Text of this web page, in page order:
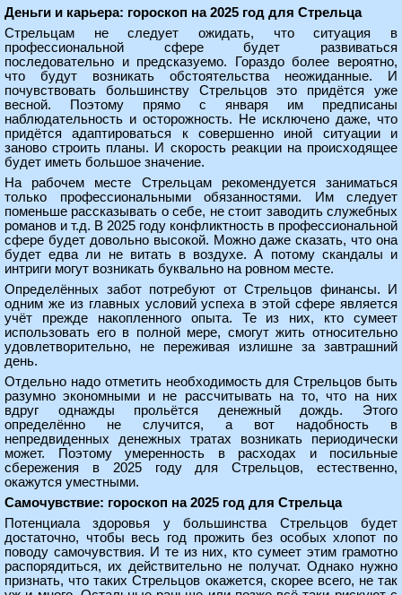
Деньги и карьера: гороскоп на 2025 год для Стрельца
Стрельцам не следует ожидать, что ситуация в
профессиональной сфере будет развиваться
последовательно и предсказуемо. Гораздо более вероятно,
что будут возникать обстоятельства неожиданные. И
почувствовать большинству Стрельцов это придётся уже
весной. Поэтому прямо с января им предписаны
наблюдательность и осторожность. Не исключено даже, что
придётся адаптироваться к совершенно иной ситуации и
заново строить планы. И скорость реакции на происходящее
будет иметь большое значение.
На рабочем месте Стрельцам рекомендуется заниматься
только профессиональными обязанностями. Им следует
поменьше рассказывать о себе, не стоит заводить служебных
романов и т.д. В 2025 году конфликтность в профессиональной
сфере будет довольно высокой. Можно даже сказать, что она
будет едва ли не витать в воздухе. А потому скандалы и
интриги могут возникать буквально на ровном месте.
Определённых забот потребуют от Стрельцов финансы. И
одним же из главных условий успеха в этой сфере является
учёт прежде накопленного опыта. Те из них, кто сумеет
использовать его в полной мере, смогут жить относительно
удовлетворительно, не переживая излишне за завтрашний
день.
Отдельно надо отметить необходимость для Стрельцов быть
разумно экономными и не рассчитывать на то, что на них
вдруг однажды прольётся денежный дождь. Этого
определённо не случится, а вот надобность в
непредвиденных денежных тратах возникать периодически
может. Поэтому умеренность в расходах и посильные
сбережения в 2025 году для Стрельцов, естественно,
окажутся уместными.
Самочувствие: гороскоп на 2025 год для Стрельца
Потенциала здоровья у большинства Стрельцов будет
достаточно, чтобы весь год прожить без особых хлопот по
поводу самочувствия. И те из них, кто сумеет этим грамотно
распорядиться, их действительно не получат. Однако нужно
признать, что таких Стрельцов окажется, скорее всего, не так